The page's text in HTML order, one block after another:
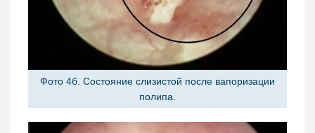
Фото 4б. Состояние слизистой после вапоризации
полипа.